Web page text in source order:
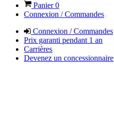
Panier0
Connexion / Commandes
Connexion / Commandes
Prix garanti pendant 1 an
Carrières
Devenez un concessionnaire